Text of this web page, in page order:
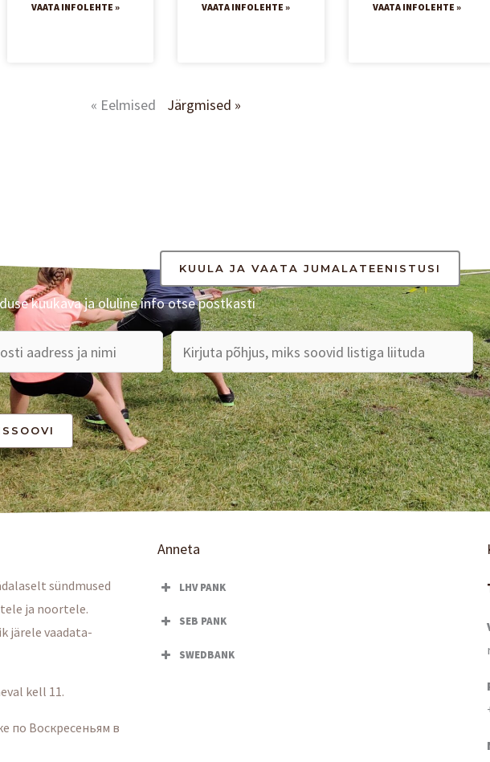
VAATA INFOLEHTE » VAATA INFOLEHTE » VAATA INFOLEHTE »
« Eelmised Järgmised »
KUULA JA VAATA JUMALATEENISTUSI
kuukava ja oluline info otse postkasti
sündmused
ja noortele.
järele vaadata-
kell 11.
по Воскресеньям в
Anneta
LHV PANK
SEB PANK
SWEDBANK